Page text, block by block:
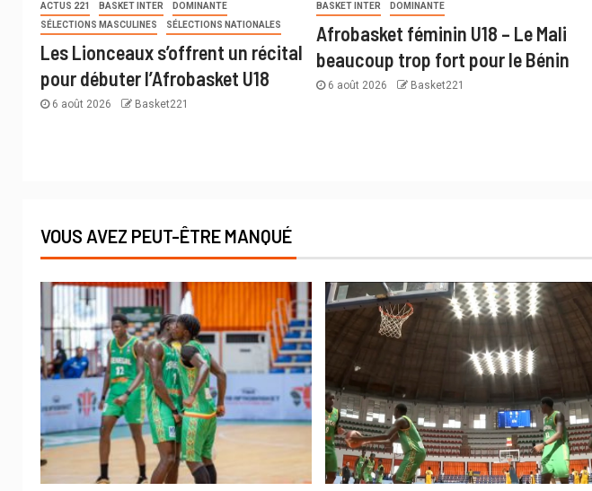
ACTUS 221 BASKET INTER
DOMINANTE
SÉLECTIONS MASCULINES
SÉLECTIONS NATIONALES
Les Lionceaux s’offrent un récital
pour débuter l’Afrobasket U18
6 août 2026 Basket221
BASKET INTER DOMINANTE
Afrobasket féminin U18 – Le Mali
beaucoup trop fort pour le Bénin
6 août 2026 Basket221
VOUS AVEZ PEUT-ÊTRE MANQUÉ